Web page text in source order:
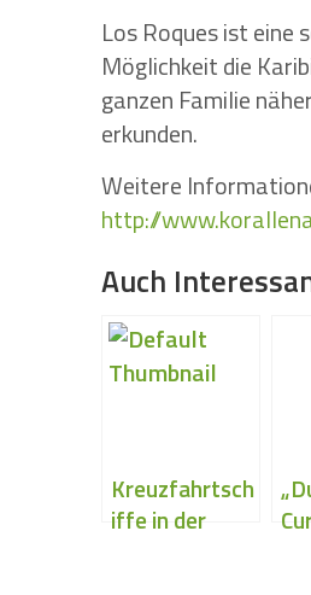
Los Roques ist eine
Möglichkeit die
ganzen Familie
erkunden.
Weitere
http://
Auch
Kreuzfahrtsch
iffe in der